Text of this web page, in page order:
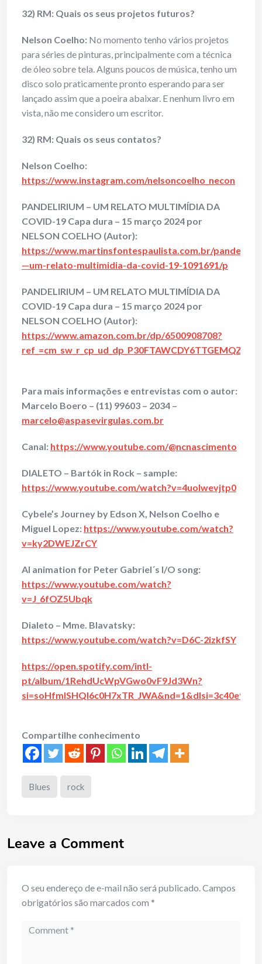
32) RM: Quais os seus projetos futuros?
Nelson Coelho: No momento tenho vários projetos
para séries de pinturas, principalmente com a técnica
de óleo sobre tela. Alguns poucos de música, tenho um
disco solo praticamente pronto esperando para ser
lançado assim que a poeira abaixar. E nenhum livro em
vista, não me considero um escritor.
32) RM: Quais os seus contatos?
Nelson Coelho:
https://www.instagram.com/nelsoncoelho_necon
PANDELIRIUM – UM RELATO MULTIMÍDIA DA
COVID-19 Capa dura – 15 março 2024 por
NELSON COELHO (Autor):
https://www.martinsfontespaulista.com.br/
—um-relato-multimidia-da-covid-19-1091691/p
PANDELIRIUM – UM RELATO MULTIMÍDIA DA
COVID-19 Capa dura – 15 março 2024 por
NELSON COELHO (Autor):
https://www.amazon.com.br/dp/6500908708?
ref_=cm_sw_r_cp_ud_dp_P30FTAWCDY6TTGEMQZ81
Para mais informações e entrevistas com o autor:
Marcelo Boero – (11) 99603 – 2034 –
marcelo@aspasevirgulas.com.br
Canal: https://www.youtube.com/@ncnascimento
DIALETO – Bartók in Rock – sample:
https://www.youtube.com/watch?v=4uolwevjtp0
Cybele’s Journey by Edson X, Nelson Coelho e
Miguel Lopez: https://www.youtube.com/watch?
v=ky2DWEJZrCY
AI animation for Peter Gabriel´s I/O song:
https://www.youtube.com/watch?
v=J_6fOZ5Ubqk
Dialeto – Mme. Blavatsky:
https://www.youtube.com/watch?v=D6C-2izkfSY
https://open.spotify.com/intl-
pt/album/1RehdUcWpVGwo0vF9Jd3Wn?
Compartilhe conhecimento
Blues rock
Leave a Comment
O seu endereço de e-mail não será publicado.Campos
obrigatórios são marcados com *
Comment